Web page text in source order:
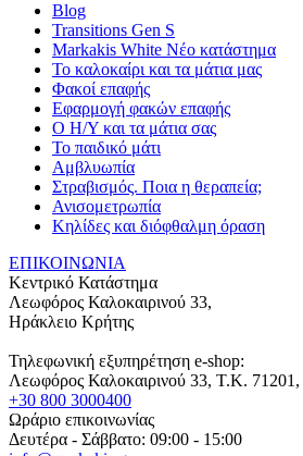
Blog
Transitions Gen S
Markakis White Νέο κατάστημα
Το καλοκαίρι και τα μάτια μας
Φακοί επαφής
Εφαρμογή φακών επαφής
Ο Η/Υ και τα μάτια σας
Το παιδικό μάτι
Αμβλυωπία
Στραβισμός. Ποια η θεραπεία;
Ανισομετρωπία
Κηλίδες και διόφθαλμη όραση
ΕΠΙΚΟΙΝΩΝΙΑ
Κεντρικό Κατάστημα
Λεωφόρος Καλοκαιρινού 33,
Ηράκλειο Κρήτης
Τηλεφωνική εξυπηρέτηση e-shop:
Λεωφόρος Καλοκαιρινού 33, T.K. 71201,
+30 800 3000400
Ωράριο επικοινωνίας
Δευτέρα - Σάββατο: 09:00 - 15:00